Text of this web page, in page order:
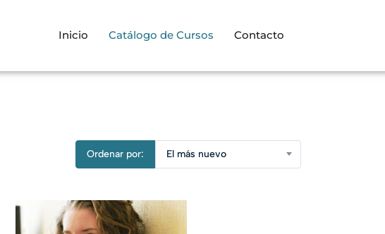
Inicio Catálogo de Cursos Contacto
Ordenar por: El más nuevo